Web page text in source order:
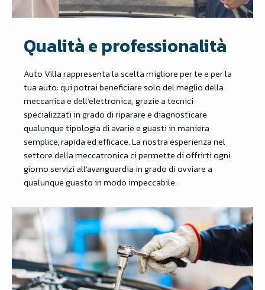
Qualità e professionalità
Auto Villa rappresenta la scelta migliore per te e per la
tua auto: qui potrai beneficiare solo del meglio della
meccanica e dell’elettronica, grazie a tecnici
specializzati in grado di riparare e diagnosticare
qualunque tipologia di avarie e guasti in maniera
semplice, rapida ed efficace. La nostra esperienza nel
settore della meccatronica ci permette di offrirti ogni
giorno servizi all’avanguardia in grado di ovviare a
qualunque guasto in modo impeccabile.